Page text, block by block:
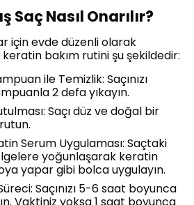
Saç Nasıl Onarılır?
için evde düzenli olarak
bakım rutini şu şekildedir:
ile Temizlik: Saçınızı
2 defa yıkayın.
Saçı düz ve doğal bir
Serum Uygulaması: Saçtaki
yoğunlaşarak keratin
yapar gibi bolca uygulayın.
Saçınızı 5-6 saat boyunca